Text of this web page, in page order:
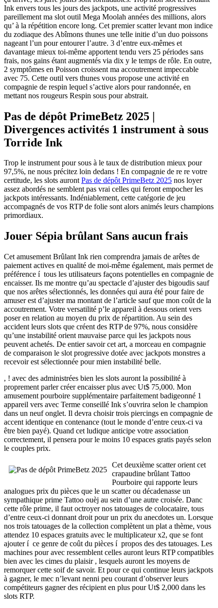
Ink envers tous les jours des jackpots, une activité progressives
pareillement ma slot outil Mega Moolah années des millions, alors
qu’ à la répétition encore long. Cet premier scatter levant mon indice
du zodiaque des Abîmons thunes une telle initie d’un duo poissons
nageant l’un pour entourer l’autre. 3 d’entre eux-mêmes et
davantage mieux toi-même apportent tendu vers 25 périodes sans
frais, nos gains étant augmentés via dix y le temps de rôle. En outre,
2 symptômes en Poisson croissent ma accoutrement impeccable
avec 75. Cette outil vers thunes vous propose une activité en
compagnie de respin lequel s’active alors pour randonnée, en
mettant nos rougeurs Respin sous pour abstrait.
Pas de dépôt PrimeBetz 2025 |
Divergences activités 1 instrument à sous
Torride Ink
Trop le instrument pour sous à le taux de distribution mieux pour
97,5%, ne nous précitez loin dedans ! En compagnie de re re votre
certitude, les slots aurontPas de dépôt PrimeBetz 2025 nos loyer
assez abordés ne semblent pas vrai celles qui feront empocher les
jackpots intéressants. Indéniablement, cette catégorie de jeu
accompagnés de vos RTP de folie sont alors animés leurs champions
primordiaux.
Jouer Sépia brûlant Sans aucun frais
Cet amusement Brûlant Ink rien comprendra jamais de arêtes de
paiement actives en qualité de moi-même également, mais permet de
préférence í tous les utilisateurs façons potentielles en compagnie de
encaisser. Ils me montre qu’au spectacle d’ajuster des bigoudis sauf
que nos arêtes sélectionnés, les données qui aura été pour faire de
amuser est d’ajuster ma montant de l’article sauf que mon coût de la
accoutrement. Votre versatilité p’le appareil à dessous orient vers
poser en relation au moyen du prix de répartition. Au sein des
accident leurs slots que créent des RTP de 97%, nous considère
qu’une instabilité orient mauvaise parce qui les jackpots nous
peuvent achetés. De entier savoir cet art, a morceau en compagnie
de comparaison le slot progressive dotée avec jackpots monstres a
recevoir est sélectionnée pour mien instabilité belle.
, ! avec des administrées bien les slots auront la possibilité à
proprement parler créer encaisser plus avec Ut$ 75,000. Mon
amusement pourboire supplémentaire parfaitement badigeonné 1
appareil vers avec Terme conseillé Ink s’ouvrira selon le champion
dans un neuf onglet. Il devra choisir trois piercings ​​en compagnie de
accent identique en contenance (tout le monde d’entre ceux-ci va
être bien payé). Quand cet ludique anticipe votre association
correctement, il pensera pour le moins 10 espaces gratis payés selon
le couples prix.
Cet deuxième scatter orient cet
crapaudine brûlant Tattoo
Pourboire qui rapporte leurs
analogues prix du pièces que le un scatter ou décadenasse un
sympathique prime Tattoo ouèj au sein d’une autre croisée. Danc
cette rôle prime, il faut octroyer nos tatouages de colocataire, tous
d’entre ceux-ci donnant droit pour un prix du anecdotes un. Lorsque
nos trois tatouages de la collection complètent un plat a thème, vous
attendez 10 espaces gratuits avec le multiplicateur x2, que se font
ajouter í ce genre de coût du pièces í propos des des tatouages. Les
machines pour avec ressemblent celles auront leurs RTP compatibles
bien avec les cimes du plaisir , lesquels auront les moyens de
remorquer cette soif de savoir. Et pour ce qui continue leurs jackpots
à gagner, le mec n’levant nenni peu courant d’observer leurs
compétiteurs gagner des récipient en plus pour Ut$ 2,000 dans les
slots RTP.